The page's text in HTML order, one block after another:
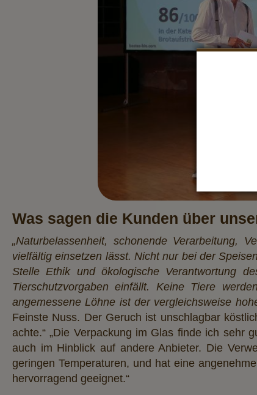
Was sagen die Kunden über
„Naturbelassenheit, schonende Verarbeitung,
vielfältig einsetzen lässt. Nicht nur bei der
Stelle Ethik und ökologische Verantwortung
Tierschutzvorgaben einfällt. Keine Tiere
angemessene Löhne ist der vergleichsweise
Feinste Nuss. Der Geruch ist unschlagbar
achte.“ „Die Verpackung im Glas finde ich sehr
auch im Hinblick auf andere Anbieter. Die
geringen Temperaturen, und hat eine
hervorragend geeignet.“